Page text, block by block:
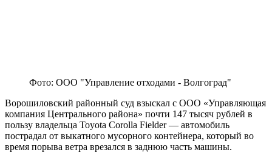
Фото: ООО "Управление отходами - Волгоград"
Ворошиловский районный суд взыскал с ООО «Управляющая
компания Центрального района» почти 147 тысяч рублей в
пользу владельца Toyota Corolla Fielder — автомобиль
пострадал от выкатного мусорного контейнера, который во
время порыва ветра врезался в заднюю часть машины.